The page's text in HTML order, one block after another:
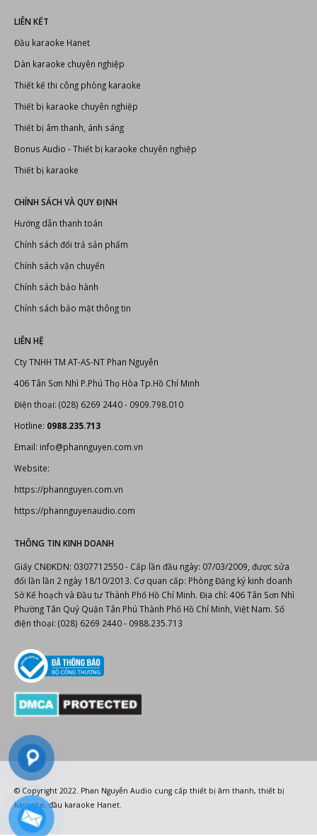
Professional Audio Systems
LIÊN KẾT
Đầu karaoke Hanet
Dàn karaoke chuyên nghiệp
Thiết kế thi công phòng karaoke
Thiết bị karaoke chuyên nghiệp
Thiết bị âm thanh, ánh sáng
Bonus Audio- Thiết bị karaoke chuyên nghiệp
Thiết bị karaoke
CHÍNH SÁCH VÀ QUY ĐỊNH
Hướng dẫn thanh toán
Chính sách đổi trả sản phẩm
Chính sách vận chuyển
Chính sách bảo hành
Chính sách bảo mật thông tin
LIÊN HỆ
Cty TNHH TM AT-AS-NT Phan Nguyễn
406 Tân Sơn Nhì P.Phú Thọ Hòa Tp.Hồ Chí Minh
Điện thoại: (028) 6269 2440 - 0909.798.010
Hotline:0988.235.713
Email: info@phannguyen.com.vn
https://phannguyen.com.vn
https://phannguyenaudio.com
Giấy CNĐKDN: 0307712550 - Cấp lần đầu ngày: 07/03/2009, được sửa
đổi lần lần 2 ngày 18/10/2013. Cơ quan cấp: Phòng Đăng ký kinh doanh
Sở Kế hoạch và Đầu tư Thành Phố Hồ Chí Minh. Địa chỉ: 406 Tân Sơn Nhì
Phường Tân Quý Quận Tân Phú Thành Phố Hồ Chí Minh, Việt Nam. Số
điện thoại: (028) 6269 2440 - 0988.235.713